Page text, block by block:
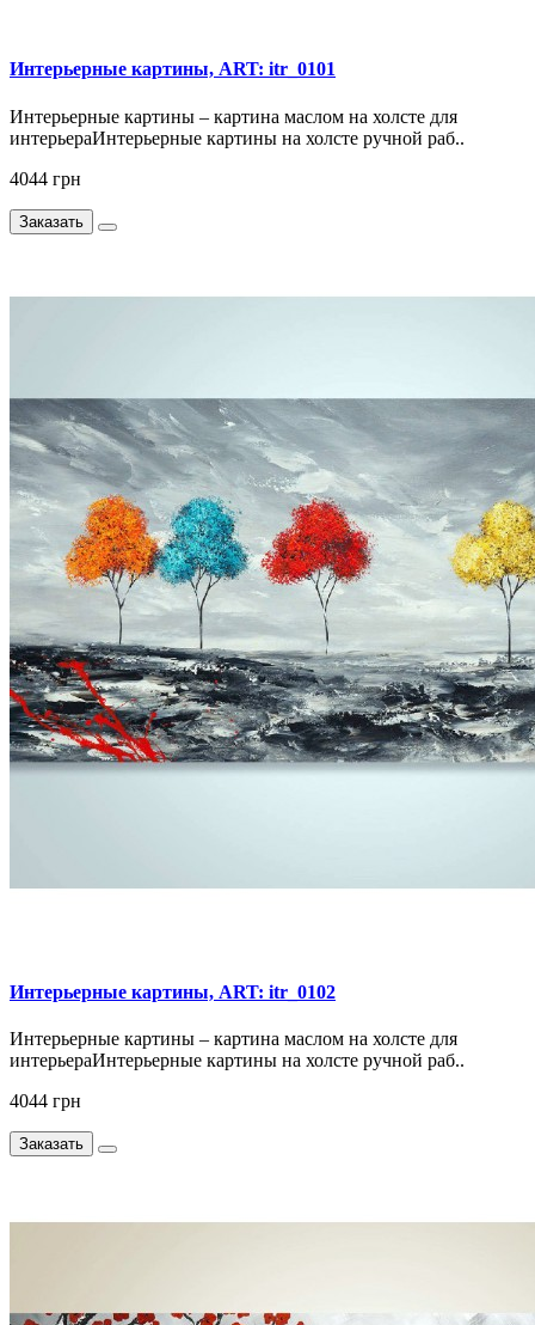
Интерьерные картины, ART: itr_0101
Интерьерные картины – картина маслом на холсте для
интерьераИнтерьерные картины на холсте ручной раб..
4044 грн
Заказать
Интерьерные картины, ART: itr_0102
Интерьерные картины – картина маслом на холсте для
интерьераИнтерьерные картины на холсте ручной раб..
4044 грн
Заказать